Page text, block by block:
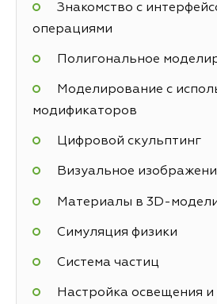
Знакомство с
операциями
Полигональное
Моделирование с
модификаторов
Цифровой скульптинг
Визуальное
Материалы в 3D-
Симуляция физики
Система частиц
Настройка освещения и